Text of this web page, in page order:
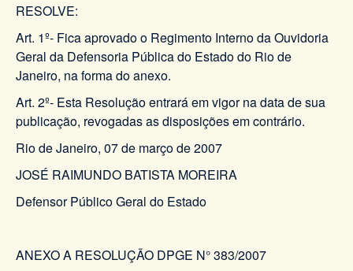
RESOLVE:
Art. 1º- Fica aprovado o Regimento Interno da Ouvidoria
Geral da Defensoria Pública do Estado do Rio de
Janeiro, na forma do anexo.
Art. 2º- Esta Resolução entrará em vigor na data de sua
publicação, revogadas as disposições em contrário.
Rio de Janeiro, 07 de março de 2007
JOSÉ RAIMUNDO BATISTA MOREIRA
Defensor Público Geral do Estado
ANEXO A RESOLUÇÃO DPGE N° 383/2007